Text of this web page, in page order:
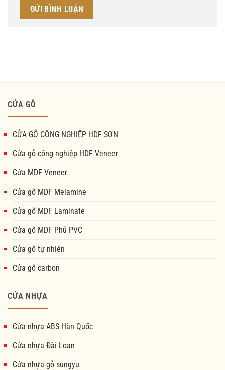
CỬA GỖ
CỬA GỖ CÔNG NGHIỆP HDF SƠN
Cửa gỗ công nghiệp HDF Veneer
Cửa MDF Veneer
Cửa gỗ MDF Melamine
Cửa gỗ MDF Laminate
Cửa gỗ MDF Phủ PVC
Cửa gỗ tự nhiên
Cửa gỗ carbon
CỬA NHỰA
Cửa nhựa ABS Hàn Quốc
Cửa nhựa Đài Loan
Cửa nhựa gỗ sungyu